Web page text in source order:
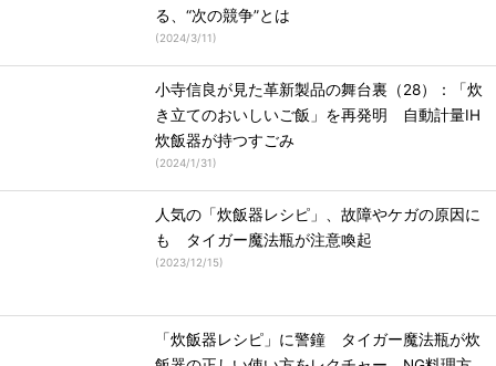
る、“次の競争”とは
(2024/3/11)
小寺信良が見た革新製品の舞台裏（28）：「炊
き立てのおいしいご飯」を再発明 自動計量IH
炊飯器が持つすごみ
(2024/1/31)
人気の「炊飯器レシピ」、故障やケガの原因に
も タイガー魔法瓶が注意喚起
(2023/12/15)
「炊飯器レシピ」に警鐘 タイガー魔法瓶が炊